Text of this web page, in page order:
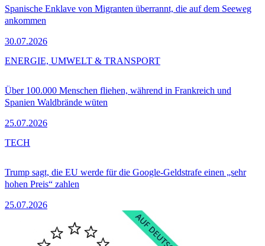
Spanische Enklave von Migranten überrannt, die auf dem Seeweg
ankommen
30.07.2026
Über 100.000 Menschen fliehen, während in Frankreich und
Spanien Waldbrände wüten
25.07.2026
ENERGIE, UMWELT & TRANSPORT
Trump sagt, die EU werde für die Google-Geldstrafe einen „sehr
hohen Preis“ zahlen
25.07.2026
TECH